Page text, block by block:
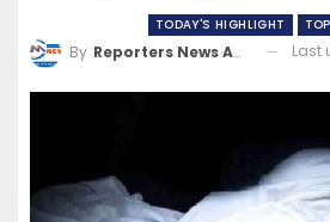
TODAY'S HIGHLIGHT
By Reporters News Agency Last